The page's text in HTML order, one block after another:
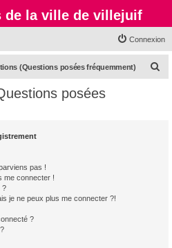
de la ville de villejuif
Connexion
(Questions posées fréquemment)
posées
pas !
me connecter !
?
je ne peux plus me connecter ?!
?